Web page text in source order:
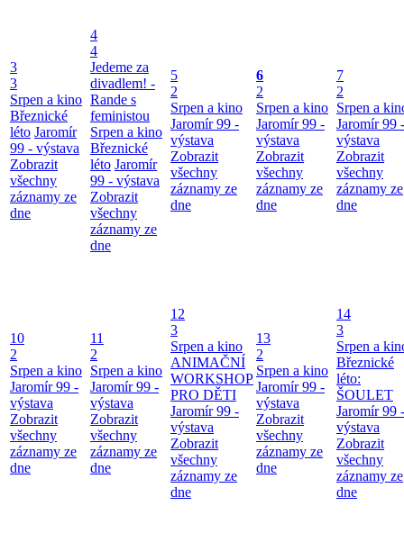
3
3
Srpen a kino
Březnické
léto Jaromír
99 - výstava
Zobrazit
všechny
záznamy ze
dne
4
4
Jedeme za
divadlem! -
Rande s
feministou
Srpen a kino
Březnické
léto Jaromír
99 - výstava
Zobrazit
všechny
záznamy ze
dne
5
2
Srpen a kino
Jaromír 99 -
výstava
Zobrazit
všechny
záznamy ze
dne
6
2
Srpen a kino
Jaromír 99 -
výstava
Zobrazit
všechny
záznamy ze
dne
7
2
Srpen a
Jaromír 99 -
výstava
Zobrazit
všechny
záznamy ze
dne
10
2
Srpen a kino
Jaromír 99 -
výstava
Zobrazit
všechny
záznamy ze
dne
11
2
Srpen a kino
Jaromír 99 -
výstava
Zobrazit
všechny
záznamy ze
dne
12
3
Srpen a kino
ANIMAČNÍ
WORKSHOP
PRO DĚTI
Jaromír 99 -
výstava
Zobrazit
všechny
záznamy ze
dne
13
2
Srpen a kino
Jaromír 99 -
výstava
Zobrazit
všechny
záznamy ze
dne
14
3
Srpen a
Březnické
léto:
ŠOULET
Jaromír 99 -
výstava
Zobrazit
všechny
záznamy ze
dne